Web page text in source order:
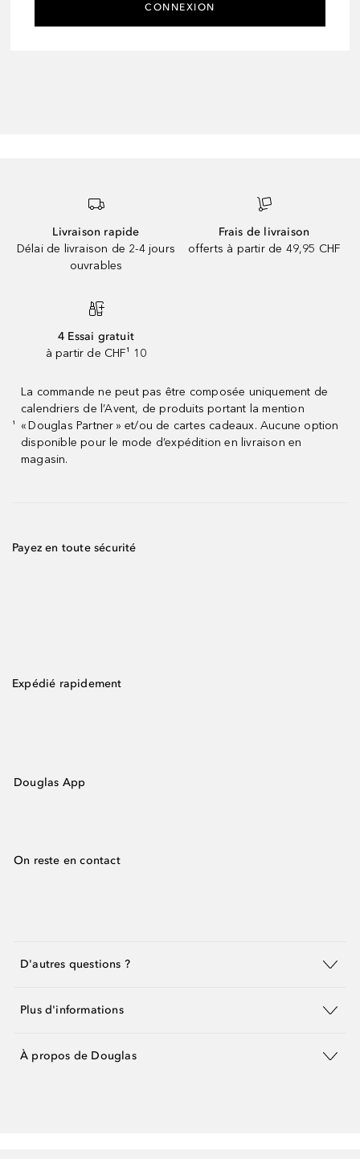
CONNEXION
Livraison rapide
Délai de livraison de 2-4 jours
ouvrables
Frais de livraison
offerts à partir de 49,95 CHF
4 Essai gratuit
à partir de CHF¹ 10
¹
La commande ne peut pas être composée uniquement de
calendriers de l’Avent, de produits portant la mention
« Douglas Partner » et/ou de cartes cadeaux. Aucune option
disponible pour le mode d’expédition en livraison en
magasin.
Payez en toute sécurité
Expédié rapidement
Douglas App
On reste en contact
D'autres questions ?
Plus d'informations
À propos de Douglas